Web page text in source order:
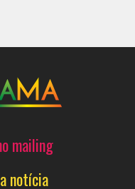
mailing
notícia